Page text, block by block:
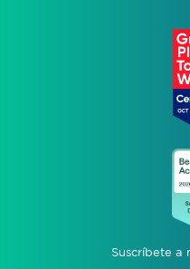
Suscríbete a